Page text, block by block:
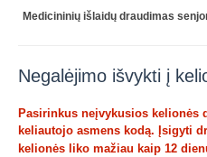
Medicininių išlaidų draudimas
Negalėjimo išvykti į
Pasirinkus neįvykusios kelionės
keliautojo asmens kodą. Įsigyti
kelionės liko mažiau kaip 12